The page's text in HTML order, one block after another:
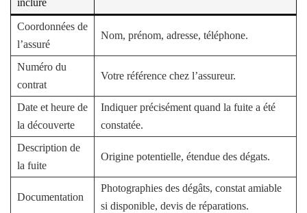
inclure
Coordonnées de
l’assuré
Nom, prénom, adresse, téléphone.
Numéro du
contrat
Votre référence chez l’assureur.
Date et heure de
la découverte
Indiquer précisément quand la fuite a été
constatée.
Description de
la fuite
Origine potentielle, étendue des dégats.
Documentation
Photographies des dégâts, constat amiable
si disponible, devis de réparations.